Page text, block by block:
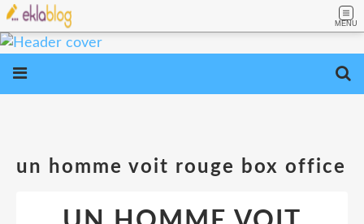
MENU
un homme voit rouge box office